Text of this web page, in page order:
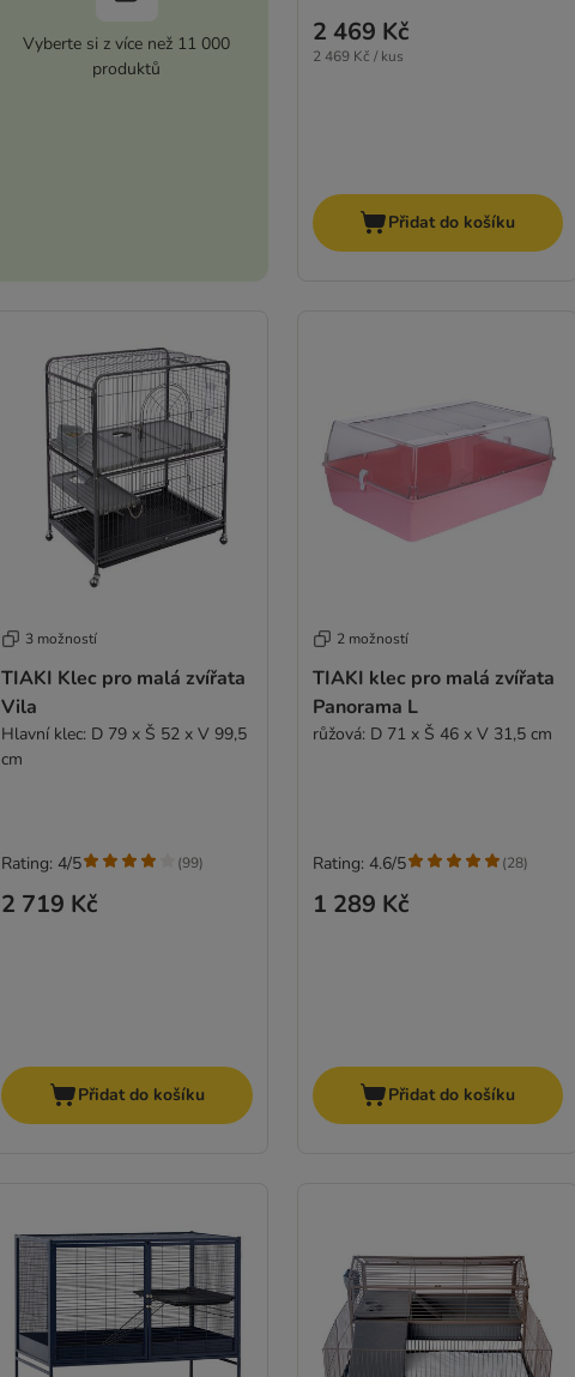
Vyberte si z více než 11 000
produktů
2 469 Kč
2 469 Kč / kus
Přidat do košíku
3 možností
TIAKI Klec pro malá zvířata
Vila
Hlavní klec: D 79 x Š 52 x V 99,5
cm
2 719 Kč
Rating: 4/5 (99)
Přidat do košíku
2 možností
TIAKI klec pro malá zvířata
Panorama L
růžová: D 71 x Š 46 x V 31,5 cm
1 289 Kč
Rating: 4.6/5 (28)
Přidat do košíku